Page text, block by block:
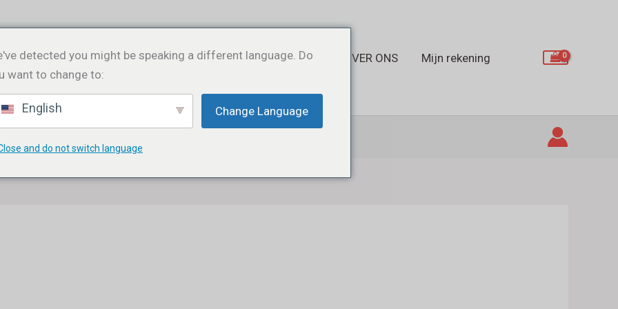
GEESTEN WIJN NEEM CONTACT MET ONS OP OVER ONS Mijn rekening
Zoek
naar:
detected you might be speaking a different language. Do
want to change to:
English Change Language
and do not switch language